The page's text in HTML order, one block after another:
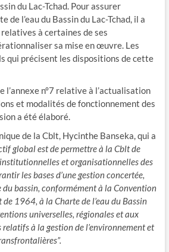
du Lac-Tchad. Pour assurer
de l’eau du Bassin du Lac-Tchad, il a
à certaines de ses
sa mise en œuvre. Les
qui précisent les dispositions de cette
l’annexe n°7 relative à l’actualisation
et modalités de fonctionnement des
a été élaboré.
de la Cblt, Hycinthe Banseka, qui a
global est de permettre à la Cblt de
et organisationnelles des
les bases d’une gestion concertée,
bassin, conformément à la Convention
1964, à la Charte de l’eau du Bassin
universelles, régionales et aux
à la gestion de l’environnement et